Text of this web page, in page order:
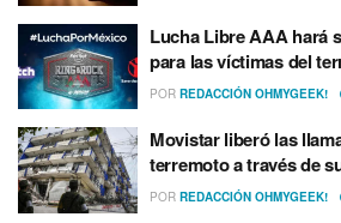
Lucha Libre AAA hará
para las ví­ctimas del
POR REDACCIÓN OHMYGEEK!
Movistar liberó las
terremoto a través de
POR REDACCIÓN OHMYGEEK!